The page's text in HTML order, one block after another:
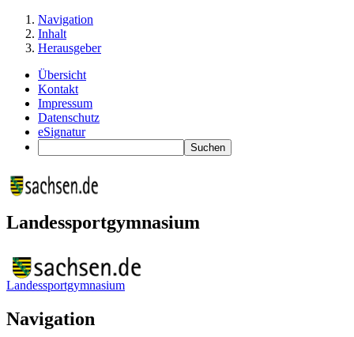
Navigation
Inhalt
Herausgeber
Übersicht
Kontakt
Impressum
Datenschutz
eSignatur
Landessportgymnasium
Landessportgymnasium
Navigation